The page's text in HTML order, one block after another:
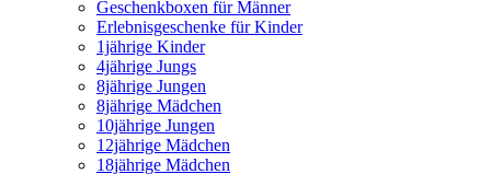
Geschenkboxen für Männer
Erlebnisgeschenke für Kinder
1jährige Kinder
4jährige Jungs
8jährige Jungen
8jährige Mädchen
10jährige Jungen
12jährige Mädchen
18jährige Mädchen